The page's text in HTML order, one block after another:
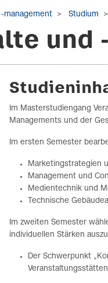
-management Studium
und
Im Masterstudiengang
Managements und der
Im ersten Semester
Marketingstrategien
Management und
Medientechnik und
Technische
Im zweiten Semester
individuellen Stärken
Der Schwerpunkt